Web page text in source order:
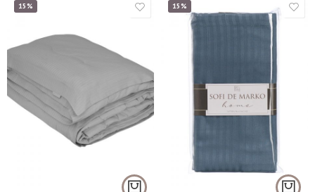
15%
1,5 (155*220 см.)
15%
50*70 - 1 шт.
70*70 - 1 шт.